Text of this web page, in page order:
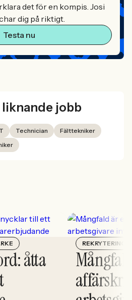
det för en kompis. Josi
dig på riktigt.
Testa nu
jobb
Technician
Fälttekniker
åtta
REKRYTERING